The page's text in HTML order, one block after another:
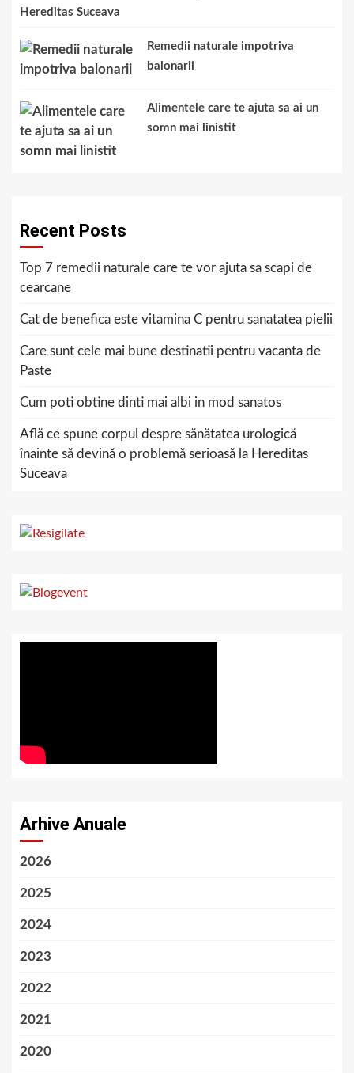
Hereditas Suceava
Remedii naturale impotriva
balonarii
Alimentele care te ajuta sa ai un
somn mai linistit
Recent Posts
Top 7 remedii naturale care te vor ajuta sa scapi de
cearcane
Cat de benefica este vitamina C pentru sanatatea pielii
Care sunt cele mai bune destinatii pentru vacanta de
Paste
Cum poti obtine dinti mai albi in mod sanatos
Află ce spune corpul despre sănătatea urologică
înainte să devină o problemă serioasă la Hereditas
Suceava
Arhive Anuale
2026
2025
2024
2023
2022
2021
2020